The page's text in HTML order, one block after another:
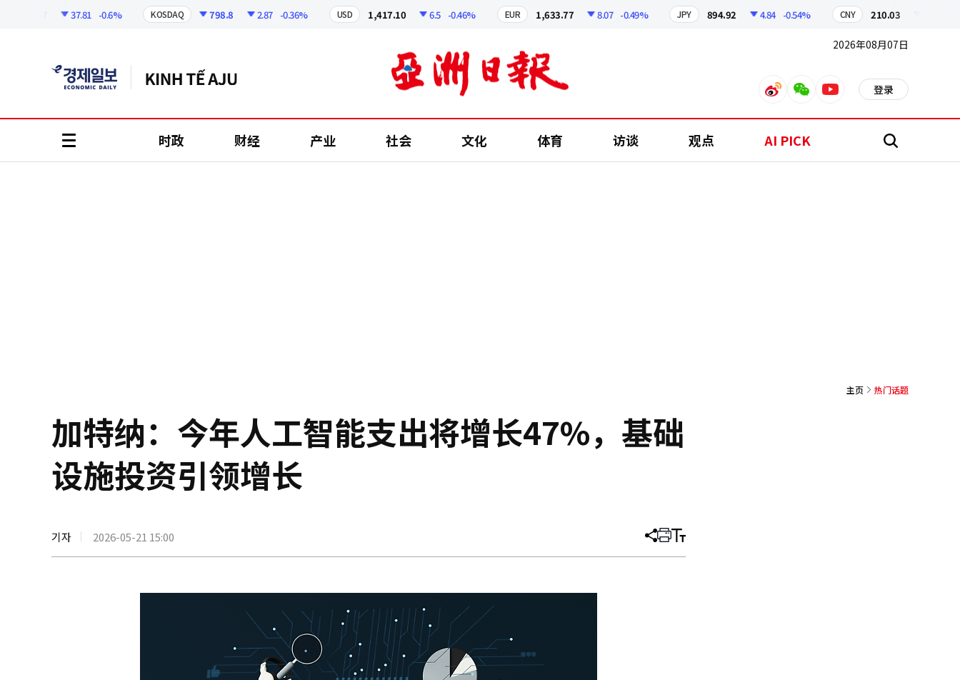
37.81 -0.6% KOSDAQ 798.8 2.87 -0.36% USD 1,417.10 6.5 -0.46% EUR 1,633.77 8.07 -0.49% JPY 894.92 4.84 -0.54% CNY 210.03
2026年08月07日
weiboweixinyoutube 登录
时政 财经 产业 社会 文化 体育 访谈 观点 AI PICK 搜
主页 热门话题
加特纳：今年人工智能支出将增长47%，基础
设施投资引领增长
기자 2026-05-21 15:00 分
文
打 调
大